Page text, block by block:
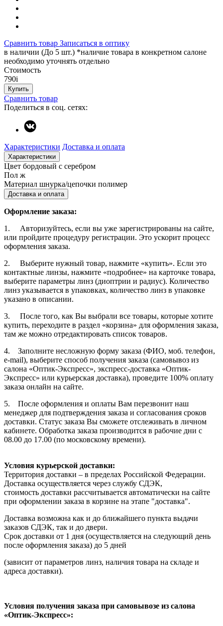
Сравнить товар Записаться в оптику
в наличии (До 5 шт.) *наличие товара в конкретном салоне
необходимо уточнять отдельно
Стоимость
790i
Купить
Сравнить товар
Поделиться в соц. сетях:
Характеристики Доставка и оплата
Характеристики
Цвет бордовый с серебром
Пол ж
Материал шнурка/цепочки полимер
Доставка и оплата
Оформление заказа:
1. Авторизуйтесь, если вы уже зарегистрированы на сайте,
или пройдите процедуру регистрации. Это ускорит процесс
оформления заказа.
2. Выберите нужный товар, нажмите «купить». Если это
контактные линзы, нажмите «подробнее» на карточке товара,
выберите параметры линз (диоптрии и радиус). Количество
линз указывается в упаковках, количество линз в упаковке
указано в описании.
3. После того, как Вы выбрали все товары, которые хотите
купить, переходите в раздел «корзина» для оформления заказа,
там же можно отредактировать список товаров.
4. Заполните несложную форму заказа (ФИО, моб. телефон,
e-mail), выберите способ получения заказа (самовывоз из
салона «Оптик-Экспресс», экспресс-доставка «Оптик-
Экспресс» или курьерская доставка), проведите 100% оплату
заказа онлайн на сайте.
5. После оформления и оплаты Вам перезвонит наш
менеджер для подтверждения заказа и согласования сроков
доставки. Статус заказа Вы сможете отслеживать в личном
кабинете. Обработка заказа производится в рабочие дни с
08.00 до 17.00 (по московскому времени).
Условия курьерской доставки:
Территория доставки – в пределах Российской Федерации.
Доставка осуществляется через службу СДЭК,
стоимость доставки рассчитывается автоматически на сайте
при оформлении заказа в корзине на этапе "доставка".
Доставка возможна как и до ближайшего пункта выдачи
заказов СДЭК, так и до двери.
Срок доставки от 1 дня (осуществляется на следующий день
после оформления заказа) до 5 дней
(зависит от параметров линз, наличия товара на складе и
адреса доставки).
Условия получения заказа при самовывозе из салона
«Оптик-Экспресс»: